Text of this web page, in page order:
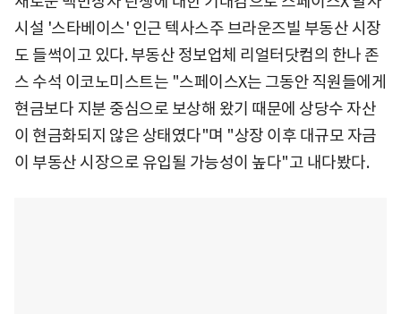
시설 '스타베이스' 인근 텍사스주 브라운즈빌 부동산 시장
도 들썩이고 있다. 부동산 정보업체 리얼터닷컴의 한나 존
스 수석 이코노미스트는 "스페이스X는 그동안 직원들에게
현금보다 지분 중심으로 보상해 왔기 때문에 상당수 자산
이 현금화되지 않은 상태였다"며 "상장 이후 대규모 자금
이 부동산 시장으로 유입될 가능성이 높다"고 내다봤다.